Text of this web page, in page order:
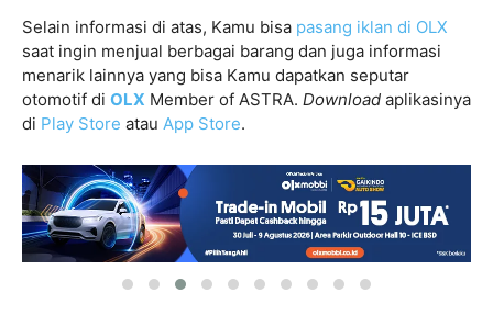
Selain informasi di atas, Kamu bisa pasang iklan di OLX
saat ingin menjual berbagai barang dan juga informasi
menarik lainnya yang bisa Kamu dapatkan seputar
otomotif di OLX Member of ASTRA. Download aplikasinya
di Play Store atau App Store.